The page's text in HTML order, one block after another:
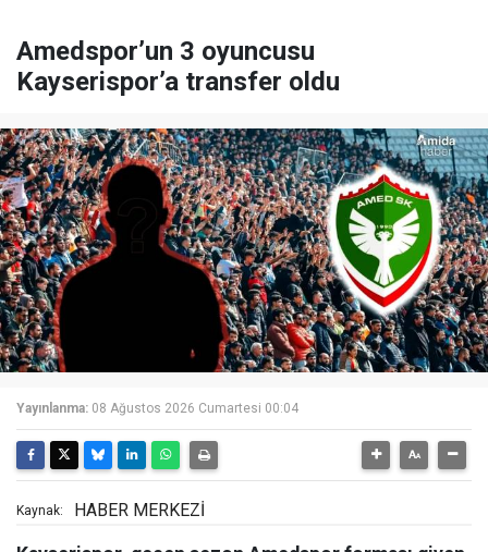
Amedspor’un 3 oyuncusu
Kayserispor’a transfer oldu
Yayınlanma: 08 Ağustos 2026 Cumartesi 00:04
Kaynak: HABER MERKEZİ